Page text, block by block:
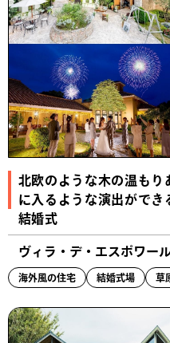
北欧のような木の温もり
に入るような演出ができ
結婚式
ヴィラ・デ・エスポワー
海外風の住宅 結婚式場 草